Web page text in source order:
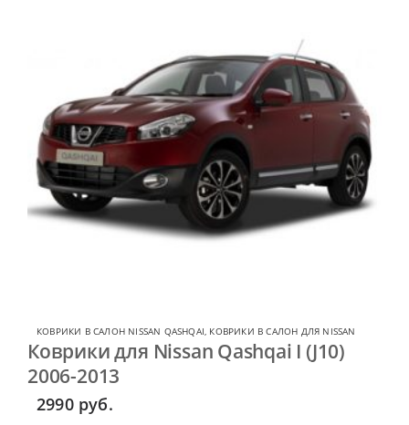
КОВРИКИ В САЛОН NISSAN QASHQAI, КОВРИКИ В САЛОН ДЛЯ NISSAN
Коврики для Nissan Qashqai I (J10)
2006-2013
2990 руб.